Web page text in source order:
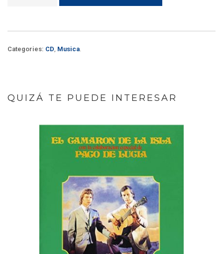
Categories: CD Musica
QUIZÁ TE PUEDE INTERESAR